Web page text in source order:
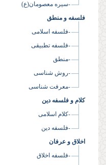
-سیره معصومان(ع)
فلسفه و منطق
-فلسفه اسلامی
-فلسفه تطبیقی
-منطق
-روش شناسی
-معرفت شناسی
کلام و فلسفه دین
-کلام اسلامی
-فلسفه دین
اخلاق و عرفان
-فلسفه اخلاق